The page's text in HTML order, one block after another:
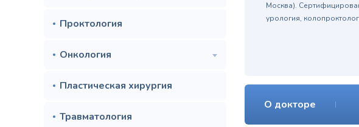
Проктология
Онкология
Пластическая хирургия
Травматология
Москва).
урология,
О докторе